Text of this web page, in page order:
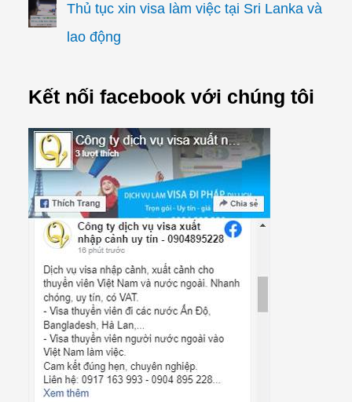
Thủ tục xin visa làm việc tại Sri Lanka và
lao động
Kết nối facebook với chúng tôi